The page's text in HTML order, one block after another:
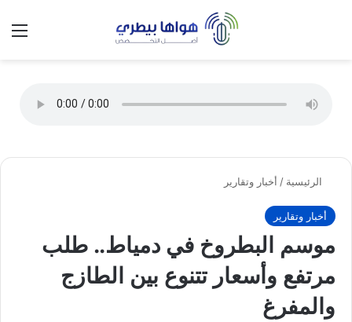
الوضع
الرئيسية / أخبار وتقارير
أخبار وتقارير
موسم البطروخ في دمياط.. طلب
مرتفع وأسعار تتنوع بين الطازج
والمفرغ